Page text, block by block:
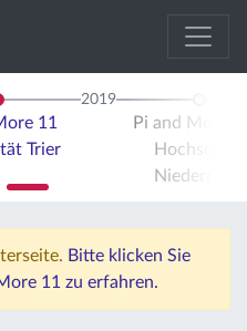
11
Trier
2019
Pi and More
Hochschule
Niederrhein
Bitte klicken Sie
11 zu erfahren.